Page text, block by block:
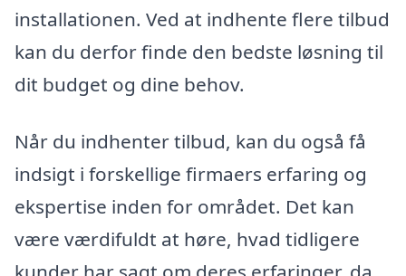
installationen. Ved at indhente flere tilbud
kan du derfor finde den bedste løsning til
dit budget og dine behov.
Når du indhenter tilbud, kan du også få
indsigt i forskellige firmaers erfaring og
ekspertise inden for området. Det kan
være værdifuldt at høre, hvad tidligere